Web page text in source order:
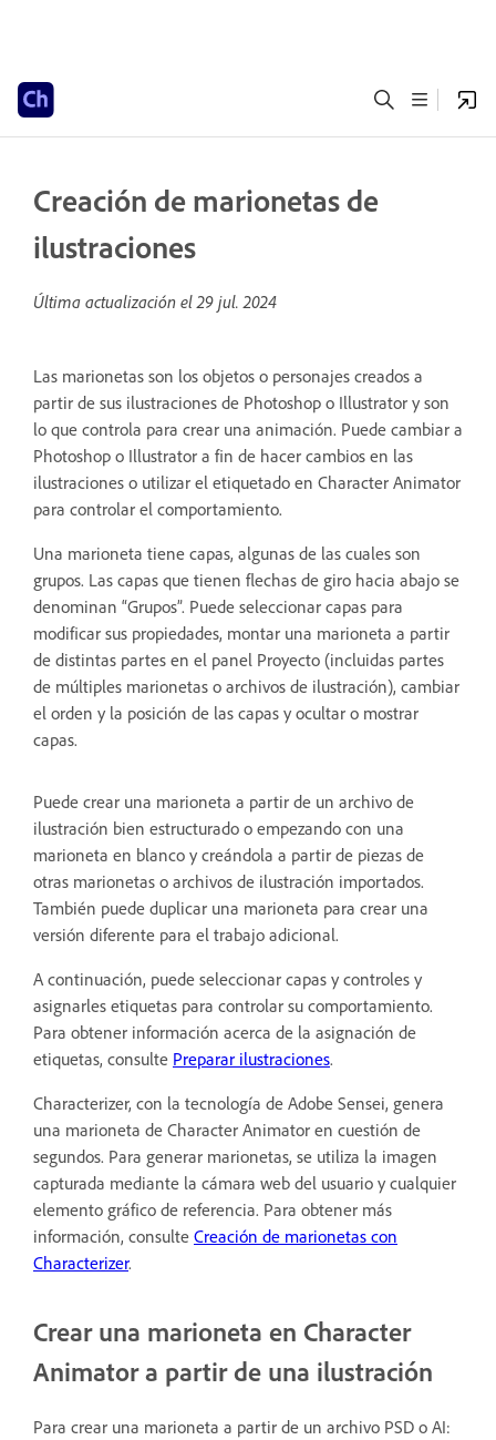
Creación de marionetas de
ilustraciones
Última actualización el29 jul. 2024
Las marionetas son los objetos o personajes creados a
partir de sus ilustraciones de Photoshop o Illustrator y son
lo que controla para crear una animación. Puede cambiar a
Photoshop o Illustrator a fin de hacer cambios en las
ilustraciones o utilizar el etiquetado en Character Animator
para controlar el comportamiento.
Una marioneta tiene capas, algunas de las cuales son
grupos. Las capas que tienen flechas de giro hacia abajo se
denominan “Grupos”. Puede seleccionar capas para
modificar sus propiedades, montar una marioneta a partir
de distintas partes en el panel Proyecto (incluidas partes
de múltiples marionetas o archivos de ilustración), cambiar
el orden y la posición de las capas y ocultar o mostrar
capas.
Puede crear una marioneta a partir de un archivo de
ilustración bien estructurado o empezando con una
marioneta en blanco y creándola a partir de piezas de
otras marionetas o archivos de ilustración importados.
También puede duplicar una marioneta para crear una
versión diferente para el trabajo adicional.
A continuación, puede seleccionar capas y controles y
asignarles etiquetas para controlar su comportamiento.
Para obtener información acerca de la asignación de
etiquetas, consulte Preparar ilustraciones.
Characterizer, con la tecnología de Adobe Sensei, genera
una marioneta de Character Animator en cuestión de
segundos. Para generar marionetas, se utiliza la imagen
capturada mediante la cámara web del usuario y cualquier
elemento gráfico de referencia. Para obtener más
información, consulte Creación de marionetas con
Characterizer.
Crear una marioneta en Character
Animator a partir de una ilustración
Para crear una marioneta a partir de un archivo PSD o AI: